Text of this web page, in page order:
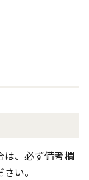
は、必ず備考欄
い。